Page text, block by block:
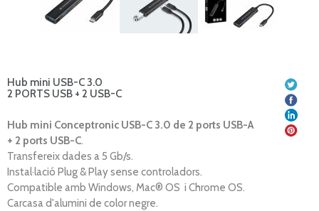
Hub mini USB-C 3.0
2 PORTS USB + 2 USB-C
Hub mini Conceptronic USB-C 3.0 de 2 ports USB-A
+ 2 ports USB-C.
Transfereix dades a 5 Gb/s.
Instal·lació Plug & Play sense controladors.
Compatible amb Windows, Mac® OS i Chrome OS.
Carcasa d'alumini de color negre.